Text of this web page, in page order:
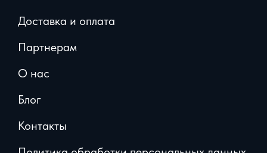
Доставка и оплата
Партнерам
О нас
Блог
Контакты